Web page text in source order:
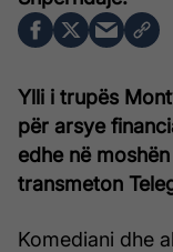
Ylli i trupës
për arsye
edhe në
transmeton
Komediani dhe